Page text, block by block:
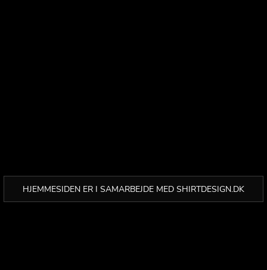
HJEMMESIDEN ER I SAMARBEJDE MED SHIRTDESIGN.DK